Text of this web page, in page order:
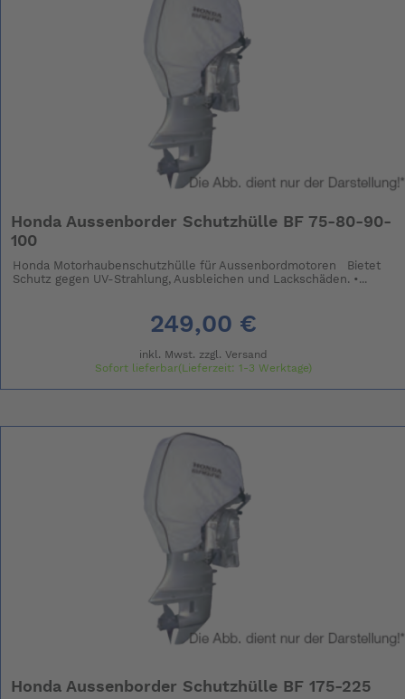
Honda Aussenborder Schutzhülle BF 75-80-90-
100
Honda Motorhaubenschutzhülle für Aussenbordmotoren Bietet
Schutz gegen UV-Strahlung, Ausbleichen und Lackschäden. •...
249,00 €
inkl. Mwst. zzgl. Versand
Sofort lieferbar(Lieferzeit: 1-3 Werktage)
Honda Aussenborder Schutzhülle BF 175-225